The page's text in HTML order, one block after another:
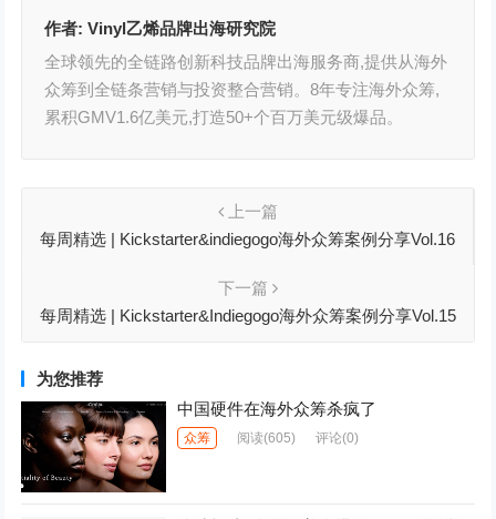
作者:Vinyl乙烯品牌出海研究院
全球领先的全链路创新科技品牌出海服务商,提供从海外
众筹到全链条营销与投资整合营销。8年专注海外众筹,
累积GMV1.6亿美元,打造50+个百万美元级爆品。
上一篇
每周精选 | Kickstarter&indiegogo海外众筹案例分享Vol.16
下一篇
每周精选 | Kickstarter&Indiegogo海外众筹案例分享Vol.15
为您推荐
中国硬件在海外众筹杀疯了
众筹 阅读(605) 评论(0)